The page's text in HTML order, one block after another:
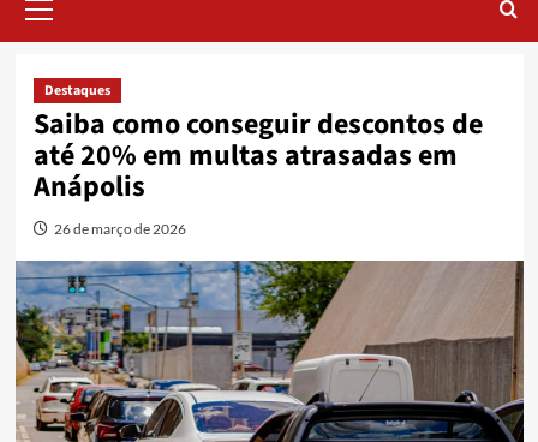
Menu
Destaques
Saiba como conseguir descontos de
até 20% em multas atrasadas em
Anápolis
26 de março de 2026